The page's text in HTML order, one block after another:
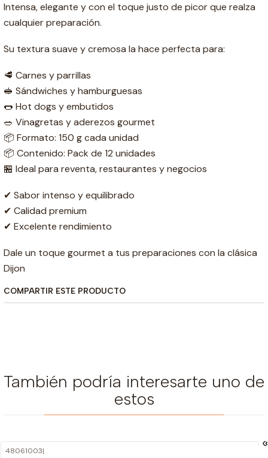
Intensa, elegante y con el toque justo de picor que realza
cualquier preparación.
Su textura suave y cremosa la hace perfecta para:
🥩 Carnes y parrillas
🥪 Sándwiches y hamburguesas
🌭 Hot dogs y embutidos
🥗 Vinagretas y aderezos gourmet
📦 Formato: 150 g cada unidad
📦 Contenido: Pack de 12 unidades
🏪 Ideal para reventa, restaurantes y negocios
✔ Sabor intenso y equilibrado
✔ Calidad premium
✔ Excelente rendimiento
Dale un toque gourmet a tus preparaciones con la clásica
Dijon
COMPARTIR ESTE PRODUCTO
También podría interesarte uno de
estos
48061003|